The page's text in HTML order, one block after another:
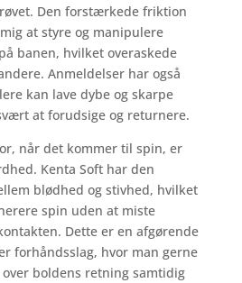
Den forstærkede friktion
at styre og manipulere
banen, hvilket overaskede
Anmeldelser har også
kan lave dybe og skarpe
at forudsige og returnere.
når det kommer til spin, er
Kenta Soft har den
blødhed og stivhed, hvilket
spin uden at miste
Dette er en afgørende
forhåndsslag, hvor man gerne
boldens retning samtidig